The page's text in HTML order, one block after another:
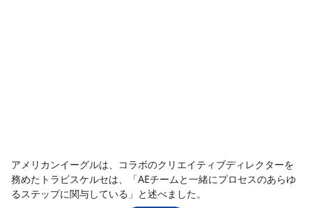
アメリカンイーグルは、コラボのクリエイティブディレクターを
務めたトラビスケルセは、「AEチームと一緒にプロセスのあらゆ
るステップに関与している」と述べました。